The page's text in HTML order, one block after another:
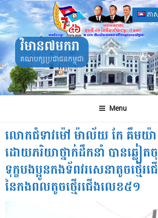
Skip
to
content
ភាស
វិមាន៧មករា
គណបក្សប្រជាជនកម្ពុជា
Menu
លោកជំទាវម៉ៅ ម៉ាល័យ កែ​ គឹមយ៉
ដោយភរិយាថ្នាក់ដឹកនាំ បានឆ្លៀ
ទុក្ខបងប្អូនកងទ័ពវរសេនាតូចថ្មើ
នៃកងពលតូចថ្មេីរជេីងលេខ​៥១